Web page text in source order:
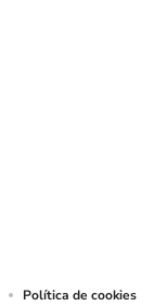
Política de cookies